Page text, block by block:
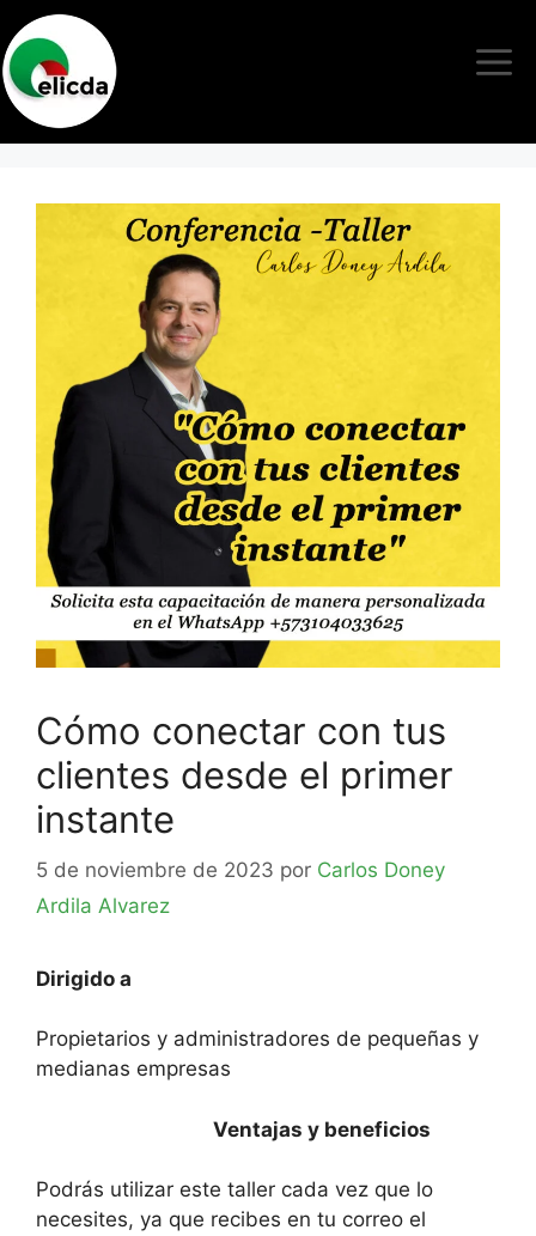
Cómo conectar con tus
clientes desde el primer
instante
5 de noviembre de 2023 por Carlos Doney
Ardila Alvarez
Dirigido a
Propietarios y administradores de pequeñas y
medianas empresas
Ventajas y beneficios
Podrás utilizar este taller cada vez que lo
necesites, ya que recibes en tu correo el